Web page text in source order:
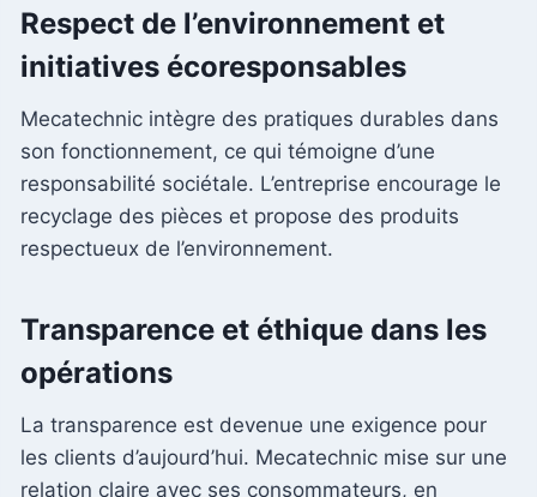
Respect de l’environnement et
initiatives écoresponsables
Mecatechnic intègre des pratiques durables dans
son fonctionnement, ce qui témoigne d’une
responsabilité sociétale. L’entreprise encourage le
recyclage des pièces et propose des produits
respectueux de l’environnement.
Transparence et éthique dans les
opérations
La transparence est devenue une exigence pour
les clients d’aujourd’hui. Mecatechnic mise sur une
relation claire avec ses consommateurs, en